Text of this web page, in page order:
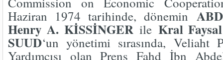
Haziran 1974 tarihinde, dönemin
Henry A. KİSSİNGERile Kral
SUUD‘un yönetimi sırasında, Veliaht
Yardımcısı olan Prens Fahd İbn